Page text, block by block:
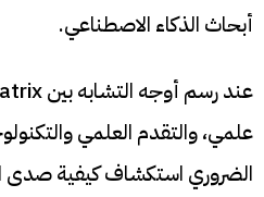
أبحاث الذكاء الاصطناعي.
علمي، والتقدم العلمي
الضروري استكشاف كيفية صدى